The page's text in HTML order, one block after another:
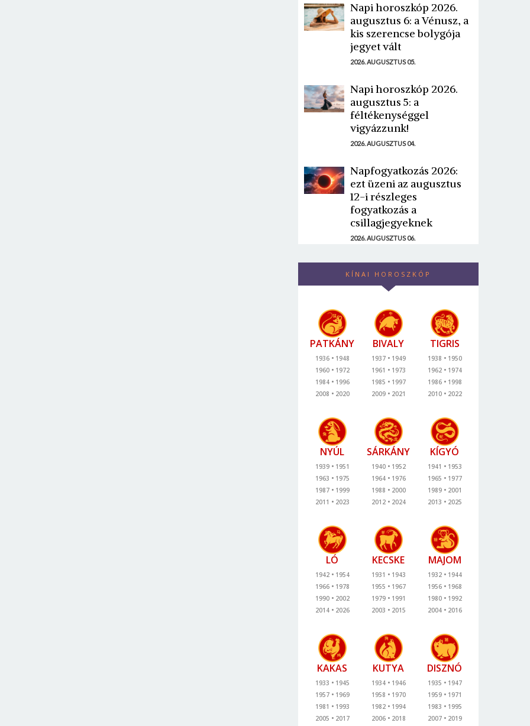
Napi horoszkóp 2026.
augusztus 6: a Vénusz, a
kis szerencse bolygója
jegyet vált
2026. AUGUSZTUS 05.
Napi horoszkóp 2026.
augusztus 5: a
féltékenységgel
vigyázzunk!
2026. AUGUSZTUS 04.
Napfogyatkozás 2026:
ezt üzeni az augusztus
12-i részleges
fogyatkozás a
csillagjegyeknek
2026. AUGUSZTUS 06.
KÍNAI HOROSZKÓP
PATKÁNY
1936
1948
1960
1972
1984
1996
2008
2020
BIVALY
1937
1949
1961
1973
1985
1997
2009
2021
TIGRIS
1938
1950
1962
1974
1986
1998
2010
2022
NYÚL
1939
1951
1963
1975
1987
1999
2011
2023
SÁRKÁNY
1940
1952
1964
1976
1988
2000
2012
2024
KÍGYÓ
1941
1953
1965
1977
1989
2001
2013
2025
LÓ
1942
1954
1966
1978
1990
2002
2014
2026
KECSKE
1931
1943
1955
1967
1979
1991
2003
2015
MAJOM
1932
1944
1956
1968
1980
1992
2004
2016
KAKAS
1933
1945
1957
1969
1981
1993
2005
2017
KUTYA
1934
1946
1958
1970
1982
1994
2006
2018
DISZNÓ
1935
1947
1959
1971
1983
1995
2007
2019